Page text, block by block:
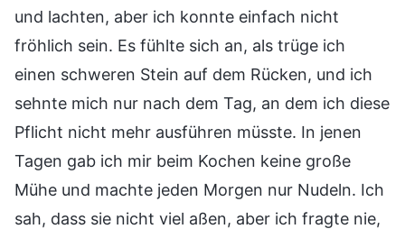
und lachten, aber ich konnte einfach nicht
fröhlich sein. Es fühlte sich an, als trüge ich
einen schweren Stein auf dem Rücken, und ich
sehnte mich nur nach dem Tag, an dem ich diese
Pflicht nicht mehr ausführen müsste. In jenen
Tagen gab ich mir beim Kochen keine große
Mühe und machte jeden Morgen nur Nudeln. Ich
sah, dass sie nicht viel aßen, aber ich fragte nie,